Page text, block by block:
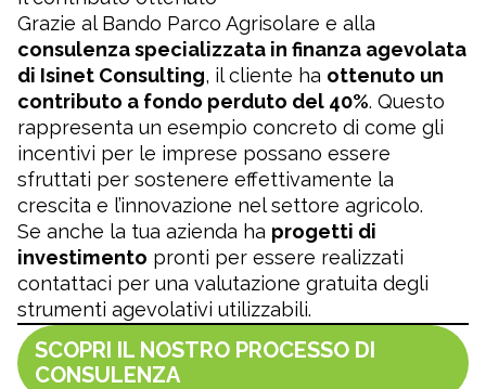
Grazie al Bando Parco Agrisolare e alla
consulenza specializzata in finanza agevolata
di Isinet Consulting, il cliente ha ottenuto un
contributo a fondo perduto del 40%. Questo
rappresenta un esempio concreto di come gli
incentivi per le imprese possano essere
sfruttati per sostenere effettivamente la
crescita e l’innovazione nel settore agricolo.
Se anche la tua azienda ha progetti di
investimento pronti per essere realizzati
contattaci per una valutazione gratuita degli
strumenti agevolativi utilizzabili.
SCOPRI IL NOSTRO PROCESSO DI
CONSULENZA